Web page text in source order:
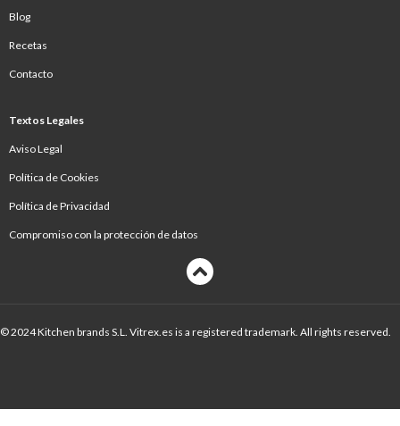
Blog
Recetas
Contacto
Textos Legales
Aviso Legal
Política de Cookies
Política de Privacidad
Compromiso con la protección de datos
© 2024 Kitchen brands S.L. Vitrex.es is a registered trademark. All rights reserved.